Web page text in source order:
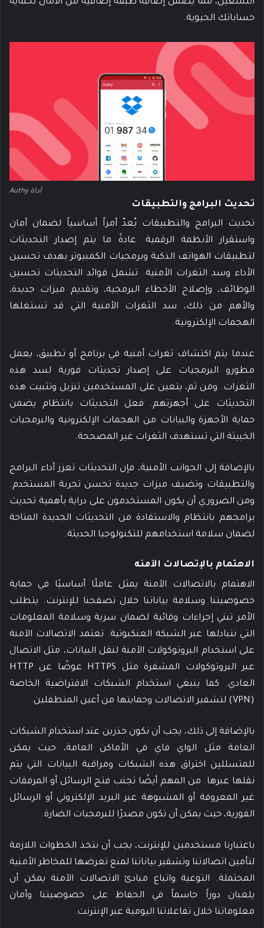
التشغيل، مما يضمن إضافة طبقة إضافية من الأمان لحماية
حساباتك الحيوية.
أداة Authy
تحديث البرامج والتطبيقات
تحديث البرامج والتطبيقات يُعدّ أمراً أساسياً لضمان أمان
واستقرار الأنظمة الرقمية. عادةً ما يتم إصدار التحديثات
لتطبيقات الهواتف الذكية وبرمجيات الكمبيوتر بهدف تحسين
الأداء وسد الثغرات الأمنية. تشمل فوائد التحديثات تحسين
الوظائف، وإصلاح الأخطاء البرمجية، وتقديم ميزات جديدة،
والأهم من ذلك، سد الثغرات الأمنية التي قد تستغلها
الهجمات الإلكترونية.
عندما يتم اكتشاف ثغرات أمنية في برنامج أو تطبيق، يعمل
مطورو البرمجيات على إصدار تحديثات فورية لسد هذه
الثغرات. ومن ثم، يتعين على المستخدمين تنزيل وتثبيت هذه
التحديثات على أجهزتهم. فعل التحديثات بانتظام يضمن
حماية الأجهزة والبيانات من الهجمات الإلكترونية والبرمجيات
الخبيثة التي تستهدف الثغرات غير المصححة.
بالإضافة إلى الجوانب الأمنية، فإن التحديثات تعزز أداء البرامج
والتطبيقات وتضيف ميزات جديدة تحسن تجربة المستخدم.
ومن الضروري أن يكون المستخدمون على دراية بأهمية تحديث
برامجهم بانتظام والاستفادة من التحديثات الجديدة المتاحة
لضمان سلامة استخدامهم للتكنولوجيا الحديثة.
الاهتمام بالإتصالات الآمنه
الاهتمام بالاتصالات الآمنة يمثل عاملًا أساسيًا في حماية
خصوصيتنا وسلامة بياناتنا خلال تصفحنا للإنترنت. يتطلب
الأمر تبني إجراءات وقائية لضمان سرية وسلامة المعلومات
التي نتبادلها عبر الشبكة العنكبوتية. تعتمد الاتصالات الآمنة
على استخدام البروتوكولات الآمنة لنقل البيانات، مثل الاتصال
عبر البروتوكولات المشفرة مثل HTTPS عوضًا عن HTTP
العادي. كما ينبغي استخدام الشبكات الافتراضية الخاصة
(VPN) لتشفير الاتصالات وحمايتها من أعين المتطفلين.
بالإضافة إلى ذلك، يجب أن نكون حذرين عند استخدام الشبكات
العامة مثل الواي فاي في الأماكن العامة، حيث يمكن
للمتسللين اختراق هذه الشبكات ومراقبة البيانات التي يتم
نقلها عبرها. من المهم أيضًا تجنب فتح الرسائل أو المرفقات
غير المعروفة أو المشبوهة عبر البريد الإلكتروني أو الرسائل
الفورية، حيث يمكن أن تكون مصدرًا للبرمجيات الضارة.
باعتبارنا مستخدمين للإنترنت، يجب أن نتخذ الخطوات اللازمة
لتأمين اتصالاتنا وتشفير بياناتنا لمنع تعرضها للمخاطر الأمنية
المحتملة. التوعية واتباع مبادئ الاتصالات الآمنة يمكن أن
يلعبان دوراً حاسماً في الحفاظ على خصوصيتنا وأمان
معلوماتنا خلال تفاعلاتنا اليومية عبر الإنترنت.